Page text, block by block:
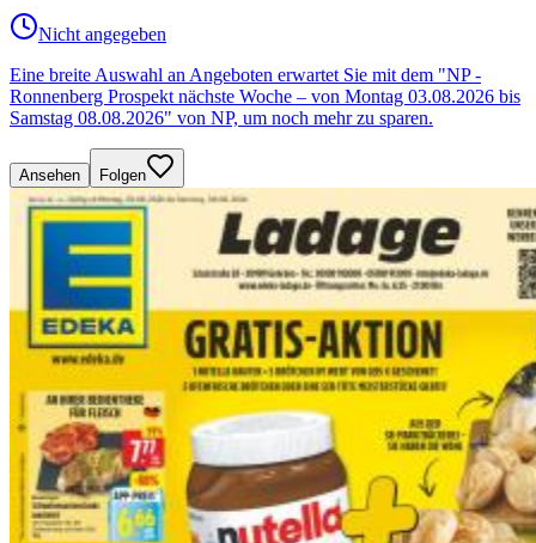
Nicht angegeben
Eine breite Auswahl an Angeboten erwartet Sie mit dem "NP -
Ronnenberg Prospekt nächste Woche – von Montag 03.08.2026 bis
Samstag 08.08.2026" von NP, um noch mehr zu sparen.
Ansehen Folgen